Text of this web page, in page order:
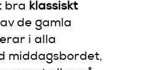
bra klassiskt
de gamla
i alla
middagsbordet,